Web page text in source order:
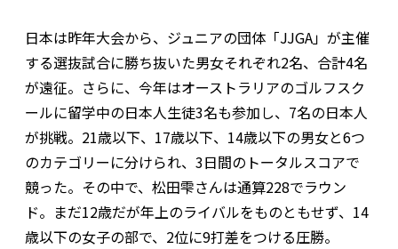
日本は昨年大会から、ジュニアの団体「JJGA」が主催
する選抜試合に勝ち抜いた男女それぞれ2名、合計4名
が遠征。さらに、今年はオーストラリアのゴルフスク
ールに留学中の日本人生徒3名も参加し、7名の日本人
が挑戦。21歳以下、17歳以下、14歳以下の男女と6つ
のカテゴリーに分けられ、3日間のトータルスコアで
競った。その中で、松田雫さんは通算228でラウン
ド。まだ12歳だが年上のライバルをものともせず、14
歳以下の女子の部で、2位に9打差をつける圧勝。